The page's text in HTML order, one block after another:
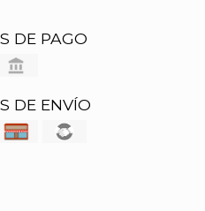
DE PAGO
DE ENVÍO